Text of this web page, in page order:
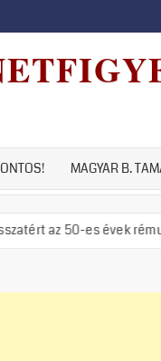
MAGYAR B.
évek rémuralma: